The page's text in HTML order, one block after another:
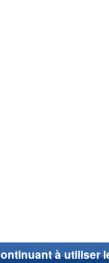
à utiliser